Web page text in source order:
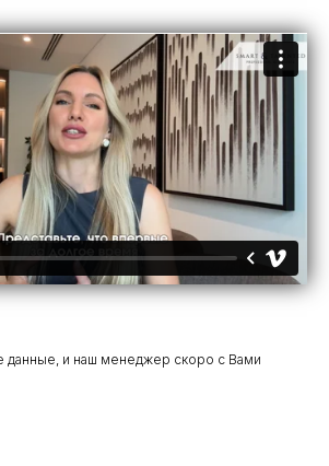
данные, и наш менеджер скоро с Вами